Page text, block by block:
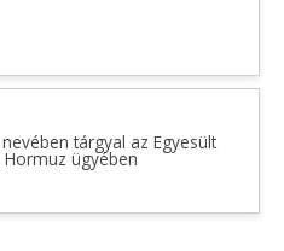
tárgyal az Egyesült
ügyében